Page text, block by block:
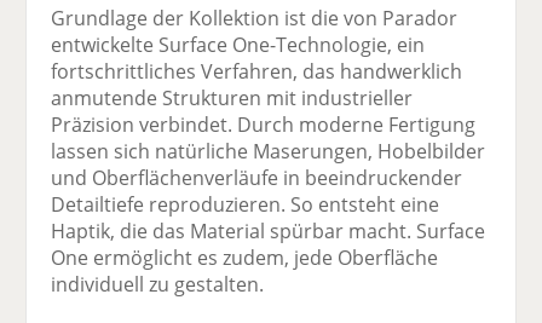
Grundlage der Kollektion ist die von Parador
entwickelte Surface One-Technologie, ein
fortschrittliches Verfahren, das handwerklich
anmutende Strukturen mit industrieller
Präzision verbindet. Durch moderne Fertigung
lassen sich natürliche Maserungen, Hobelbilder
und Oberflächenverläufe in beeindruckender
Detailtiefe reproduzieren. So entsteht eine
Haptik, die das Material spürbar macht. Surface
One ermöglicht es zudem, jede Oberfläche
individuell zu gestalten.